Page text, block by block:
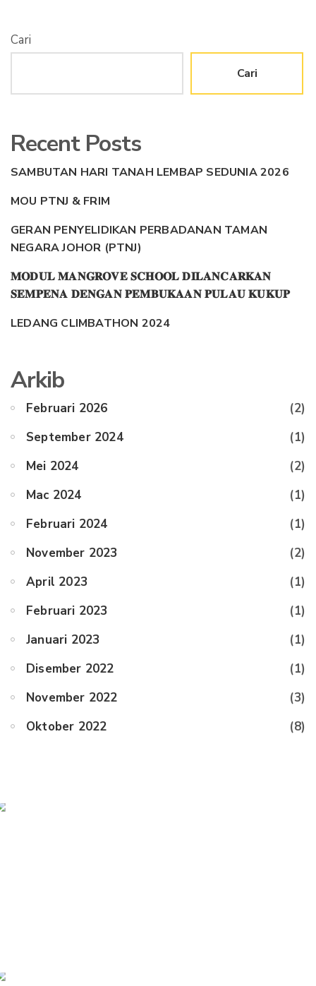
Cari
Cari
Recent Posts
SAMBUTAN HARI TANAH LEMBAP SEDUNIA 2026
MOU PTNJ & FRIM
GERAN PENYELIDIKAN PERBADANAN TAMAN
NEGARA JOHOR (PTNJ)
𝐌𝐎𝐃𝐔𝐋 𝐌𝐀𝐍𝐆𝐑𝐎𝐕𝐄 𝐒𝐂𝐇𝐎𝐎𝐋 𝐃𝐈𝐋𝐀𝐍𝐂𝐀𝐑𝐊𝐀𝐍
𝐒𝐄𝐌𝐏𝐄𝐍𝐀 𝐃𝐄𝐍𝐆𝐀𝐍 𝐏𝐄𝐌𝐁𝐔𝐊𝐀𝐀𝐍 𝐏𝐔𝐋𝐀𝐔 𝐊𝐔𝐊𝐔𝐏
LEDANG CLIMBATHON 2024
Arkib
Februari 2026
(2)
September 2024
(1)
Mei 2024
(2)
Mac 2024
(1)
Februari 2024
(1)
November 2023
(2)
April 2023
(1)
Februari 2023
(1)
Januari 2023
(1)
Disember 2022
(1)
November 2022
(3)
Oktober 2022
(8)